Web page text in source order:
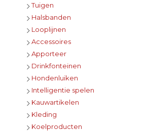
Tuigen
Halsbanden
Looplijnen
Accessoires
Apporteer
Drinkfonteinen
Hondenluiken
Intelligentie spelen
Kauwartikelen
Kleding
Koelproducten